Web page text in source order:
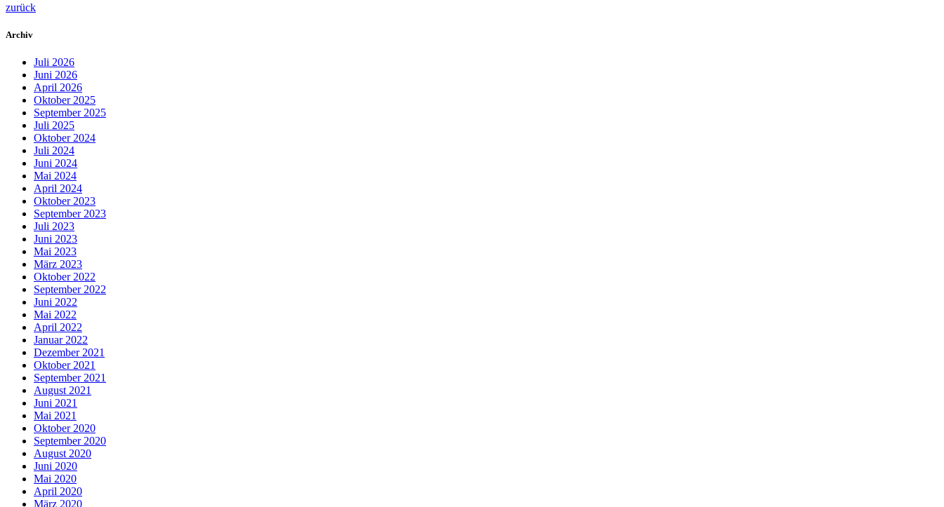
zurück
Archiv
Juli 2026
Juni 2026
April 2026
Oktober 2025
September 2025
Juli 2025
Oktober 2024
Juli 2024
Juni 2024
Mai 2024
April 2024
Oktober 2023
September 2023
Juli 2023
Juni 2023
Mai 2023
März 2023
Oktober 2022
September 2022
Juni 2022
Mai 2022
April 2022
Januar 2022
Dezember 2021
Oktober 2021
September 2021
August 2021
Juni 2021
Mai 2021
Oktober 2020
September 2020
August 2020
Juni 2020
Mai 2020
April 2020
März 2020